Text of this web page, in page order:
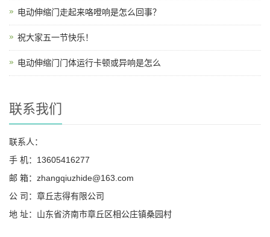
电动伸缩门走起来咯噔响是怎么回事？
祝大家五一节快乐！
电动伸缩门门体运行卡顿或异响是怎么
联系我们
联系人：
手 机：13605416277
邮 箱：zhangqiuzhide@163.com
公 司：章丘志得有限公司
地 址：山东省济南市章丘区相公庄镇桑园村